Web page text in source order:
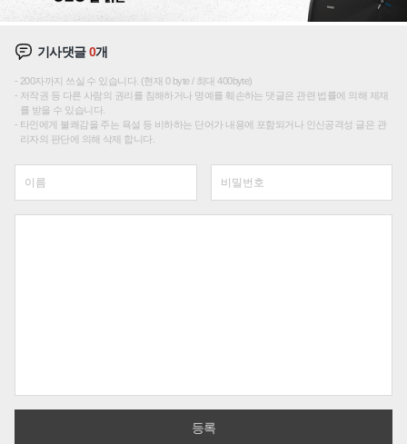
기사댓글0개
200자까지 쓰실 수 있습니다. (현재 0 byte / 최대 400byte)
저작권 등 다른 사람의 권리를 침해하거나 명예를 훼손하는 댓글은 관련 법률에 의해 제재
를 받을 수 있습니다.
타인에게 불쾌감을 주는 욕설 등 비하하는 단어가 내용에 포함되거나 인신공격성 글은 관
리자의 판단에 의해 삭제 합니다.